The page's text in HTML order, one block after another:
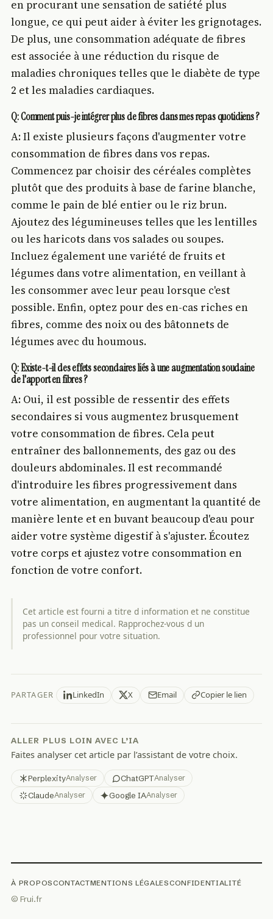
en procurant une sensation de satiété plus
longue, ce qui peut aider à éviter les grignotages.
De plus, une consommation adéquate de fibres
est associée à une réduction du risque de
maladies chroniques telles que le diabète de type
2 et les maladies cardiaques.
Q: Comment puis-je intégrer plus de fibres dans mes repas quotidiens ?
A: Il existe plusieurs façons d'augmenter votre
consommation de fibres dans vos repas.
Commencez par choisir des céréales complètes
plutôt que des produits à base de farine blanche,
comme le pain de blé entier ou le riz brun.
Ajoutez des légumineuses telles que les lentilles
ou les haricots dans vos salades ou soupes.
Incluez également une variété de fruits et
légumes dans votre alimentation, en veillant à
les consommer avec leur peau lorsque c'est
possible. Enfin, optez pour des en-cas riches en
fibres, comme des noix ou des bâtonnets de
légumes avec du houmous.
Q: Existe-t-il des effets secondaires liés à une augmentation soudaine
de l'apport en fibres ?
A: Oui, il est possible de ressentir des effets
secondaires si vous augmentez brusquement
votre consommation de fibres. Cela peut
entraîner des ballonnements, des gaz ou des
douleurs abdominales. Il est recommandé
d'introduire les fibres progressivement dans
votre alimentation, en augmentant la quantité de
manière lente et en buvant beaucoup d'eau pour
aider votre système digestif à s'ajuster. Écoutez
votre corps et ajustez votre consommation en
fonction de votre confort.
Cet article est fourni a titre d information et ne constitue
pas un conseil medical. Rapprochez-vous d un
professionnel pour votre situation.
PARTAGER LinkedIn X Email Copier le lien
ALLER PLUS LOIN AVEC L’IA
Faites analyser cet article par l’assistant de votre choix.
PerplexityAnalyser ChatGPTAnalyser
ClaudeAnalyser Google IAAnalyser
À PROPOSCONTACTMENTIONS LÉGALESCONFIDENTIALITÉ
© Frui.fr